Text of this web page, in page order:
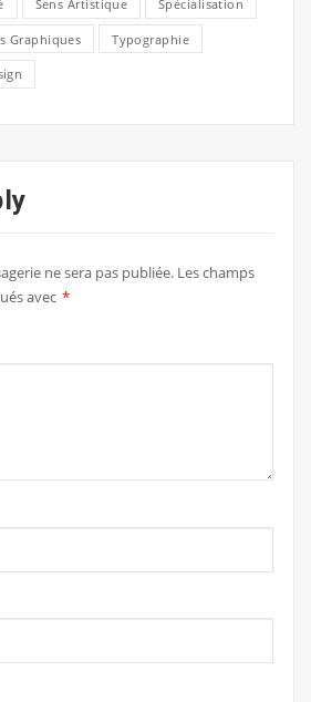
Sens Artistique Spécialisation
Graphiques Typographie
ne sera pas publiée. Les champs
avec *